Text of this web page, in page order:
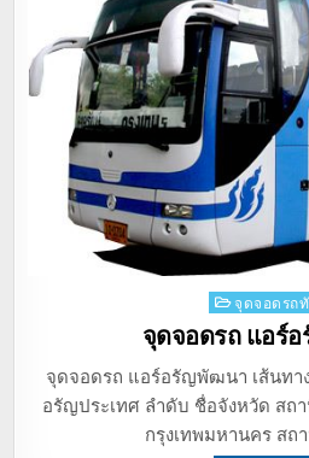
Posted
in
จุดจอดรถ
จุดจอดรถ แอร์
จุดจอดรถ แอร์อรัญพัฒนา เส้นทา
อรัญประเทศ ลำดับ ชื่อจังหวัด สถา
กรุงเทพมหานคร สถ